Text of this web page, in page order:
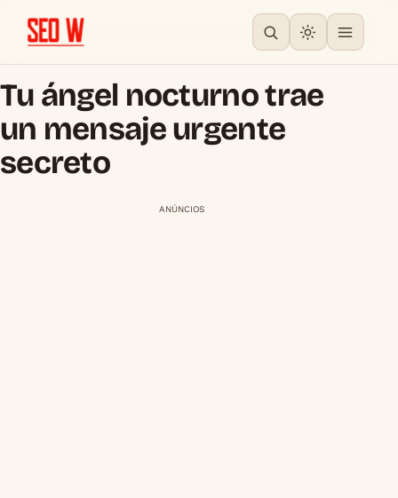
Tu ángel nocturno trae
un mensaje urgente
secreto
ANÚNCIOS